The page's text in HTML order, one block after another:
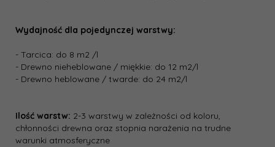
Wydajność dla pojedynczej warstwy:
- Tarcica: do 8 m2 /l
- Drewno nieheblowane / miękkie: do 12 m2/l
- Drewno heblowane / twarde: do 24 m2/l
Ilość warstw: 2-3 warstwy w zależności od koloru,
chłonności drewna oraz stopnia narażenia na trudne
warunki atmosferyczne